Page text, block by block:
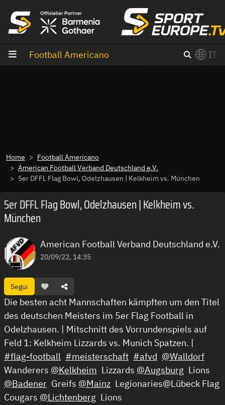
Football Americano IT
Home
Football Americano
American Football Verband Deutschland e.V.
5er DFFL Flag Bowl, Odelzhausen | Kelkheim vs. München
5er DFFL Flag Bowl, Odelzhausen | Kelkheim vs.
München
American Football Verband Deutschland e.V.
20/09/22, 14:35
Segui
Die besten acht Mannschaften kämpften um den Titel
des deutschen Meisters im 5er Flag Football in
Odelzhausen. | Mitschnitt des Vorrundenspiels auf
Feld 1: Kelkheim Lizzards vs. Munich Spatzen. |
#flag-football #meisterschaft #afvd @Walldorf
Wanderers @Kelkheim Lizzards @Augsburg Lions
@Badener Greifs @Mainz Legionaries@L übeck Flag
Cougars @Lichtenberg Lions